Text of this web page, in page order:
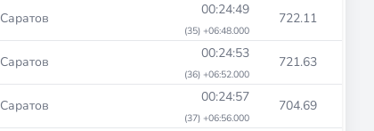
Саратов
00:24:49
(35) +06:48.000
722.11
Саратов
00:24:53
(36) +06:52.000
721.63
Саратов
00:24:57
(37) +06:56.000
704.69